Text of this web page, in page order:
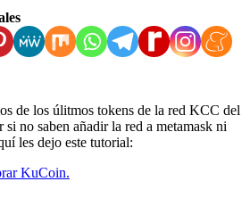
de los úlitmos tokens de la red KCC del
no saben añadir la red a metamask ni
les dejo este tutorial:
KuCoin.